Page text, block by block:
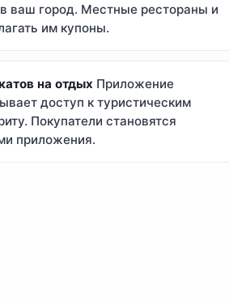
ваш город. Местные рестораны и
им купоны.
на отдых Приложение
доступ к туристическим
Покупатели становятся
приложения.